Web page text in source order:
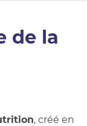
de la
, créé en